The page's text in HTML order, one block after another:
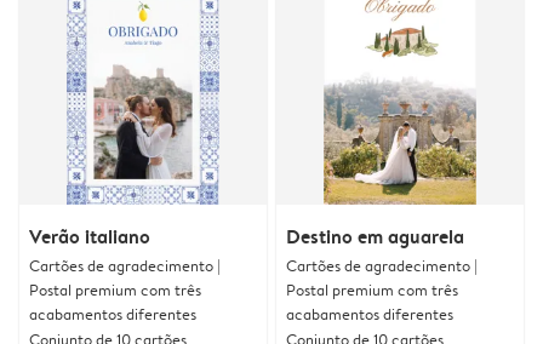
Verão italiano
Cartões de agradecimento |
Postal premium com três
acabamentos diferentes
Conjunto de 10 cartões
Destino em aguarela
Cartões de agradecimento |
Postal premium com três
acabamentos diferentes
Conjunto de 10 cartões